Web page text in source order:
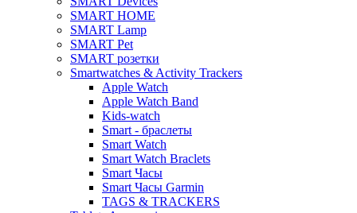
SMART HOME
SMART Lamp
SMART Pet
SMART розетки
Smartwatches & Activity Trackers
Apple Watch
Apple Watch Band
Kids-watch
Smart - браслеты
Smart Watch
Smart Watch Braclets
Smart Часы
Smart Часы Garmin
TAGS & TRACKERS